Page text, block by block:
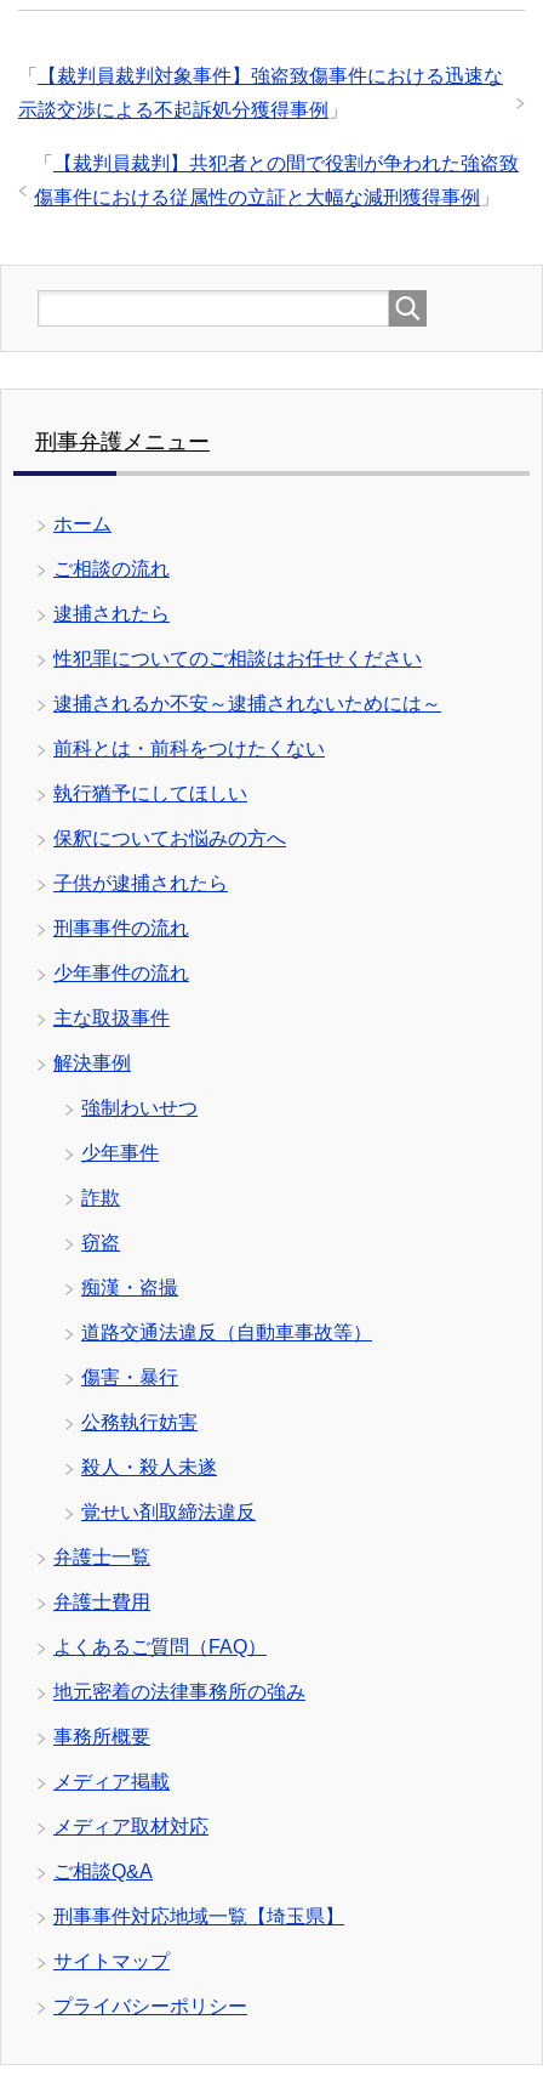
「
【裁判員裁判対象事件】強盗致傷事件における迅速な
示談交渉による不起訴処分獲得事例 」
「
【裁判員裁判】共犯者との間で役割が争われた強盗致
傷事件における従属性の立証と大幅な減刑獲得事例 」
刑事弁護メニュー
ホーム
ご相談の流れ
逮捕されたら
性犯罪についてのご相談はお任せください
逮捕されるか不安～逮捕されないためには～
前科とは・前科をつけたくない
執行猶予にしてほしい
保釈についてお悩みの方へ
子供が逮捕されたら
刑事事件の流れ
少年事件の流れ
主な取扱事件
解決事例
強制わいせつ
少年事件
詐欺
窃盗
痴漢・盗撮
道路交通法違反（自動車事故等）
傷害・暴行
公務執行妨害
殺人・殺人未遂
覚せい剤取締法違反
弁護士一覧
弁護士費用
よくあるご質問（FAQ）
地元密着の法律事務所の強み
事務所概要
メディア掲載
メディア取材対応
ご相談Q&A
刑事事件対応地域一覧【埼玉県】
サイトマップ
プライバシーポリシー